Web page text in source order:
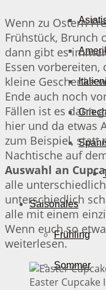
Saisonales
Frühling
Sommer
Wenn zu Ostern
Frühstück, Brunch
dann gibt es
Essen vorbereiten,
kleine Geschenke
Ende auch noch
Fällen ist es dann
hier und da etwas
zum Beispiel, statt
Nachtische auf
Auswahl an
alle
unterschiedlich
alle mit einem
Wenn euch so
weiterlesen.
Easter